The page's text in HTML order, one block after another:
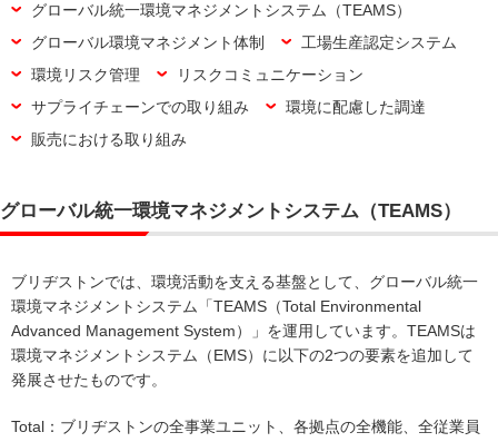
グローバル統一環境マネジメントシステム（TEAMS）
グローバル環境マネジメント体制
工場生産認定システム
環境リスク管理
リスクコミュニケーション
サプライチェーンでの取り組み
環境に配慮した調達
販売における取り組み
グローバル統一環境マネジメントシステム（TEAMS）
ブリヂストンでは、環境活動を支える基盤として、グローバル統一
環境マネジメントシステム「TEAMS（Total Environmental
Advanced Management System）」を運用しています。TEAMSは
環境マネジメントシステム（EMS）に以下の2つの要素を追加して
発展させたものです。
Total：ブリヂストンの全事業ユニット、各拠点の全機能、全従業員